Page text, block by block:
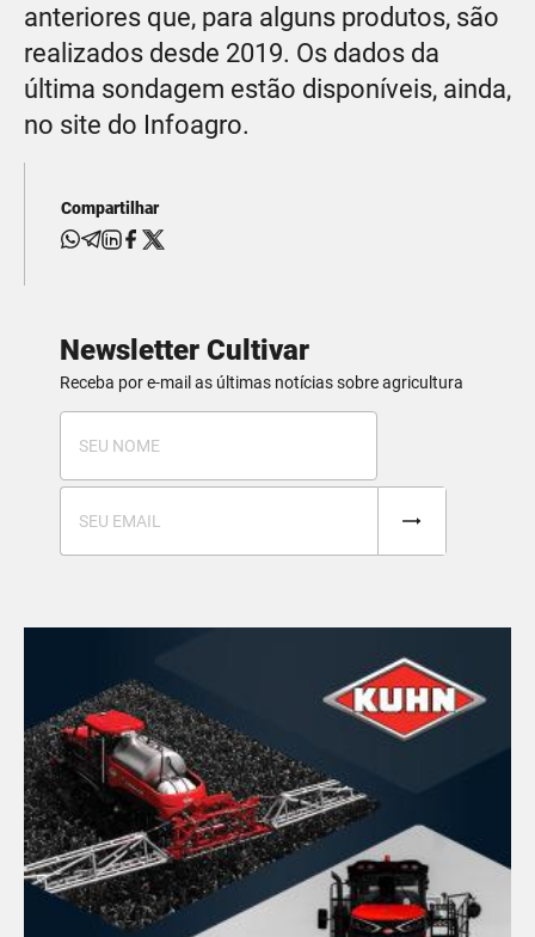
anteriores que, para alguns produtos, são
realizados desde 2019. Os dados da
última sondagem estão disponíveis, ainda,
no site do Infoagro.
Compartilhar
Newsletter Cultivar
Receba por e-mail as últimas notícias sobre agricultura